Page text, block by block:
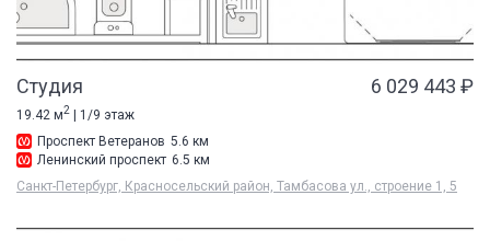
Студия 6 029 443 ₽
19.42 м2
| 1/9 этаж
Проспект Ветеранов 5.6 км
Ленинский проспект 6.5 км
Санкт-Петербург, Красносельский район, Тамбасова ул., строение 1, 5